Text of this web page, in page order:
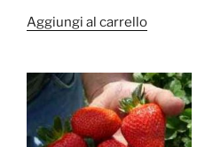
Aggiungi al carrello